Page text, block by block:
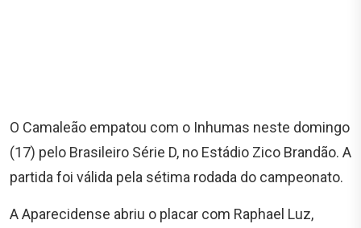
O Camaleão empatou com o Inhumas neste domingo
(17) pelo Brasileiro Série D, no Estádio Zico Brandão. A
partida foi válida pela sétima rodada do campeonato.
A Aparecidense abriu o placar com Raphael Luz,